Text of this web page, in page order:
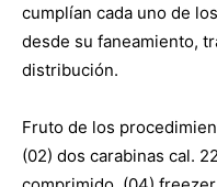
cumplían cada uno de
desde su faneamiento,
distribución.
Fruto de los
(02) dos carabinas cal.